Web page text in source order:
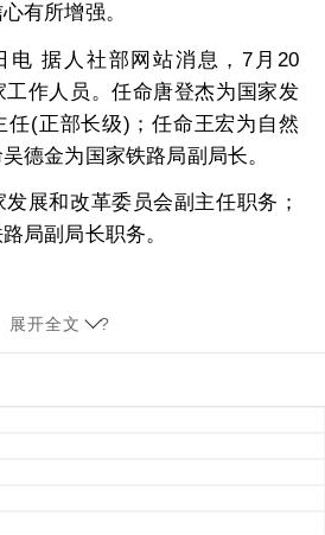
有所增强。
据人社部网站消息，7月20
工作人员。任命唐登杰为国家发
任(正部长级)；任命王宏为自然
德金为国家铁路局副局长。
和改革委员会副主任职务；
局副局长职务。
展开全文 ?